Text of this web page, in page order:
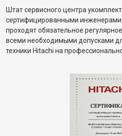
Штат сервисного центра
сертифицированными
проходят обязательное
всеми необходимыми допусками
техники Hitachi на